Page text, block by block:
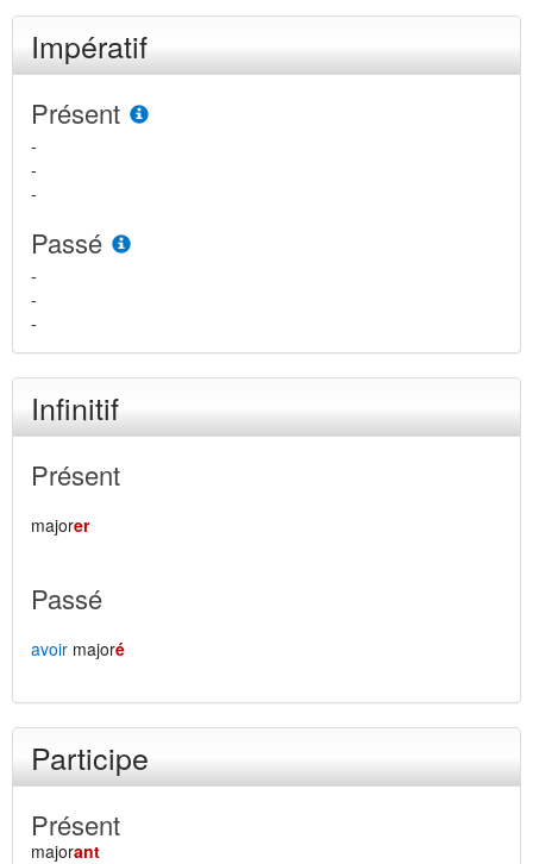
Impératif
Présent
-
-
-
Passé
-
-
-
Infinitif
Présent
majorer
Passé
avoir majoré
Participe
Présent
majorant